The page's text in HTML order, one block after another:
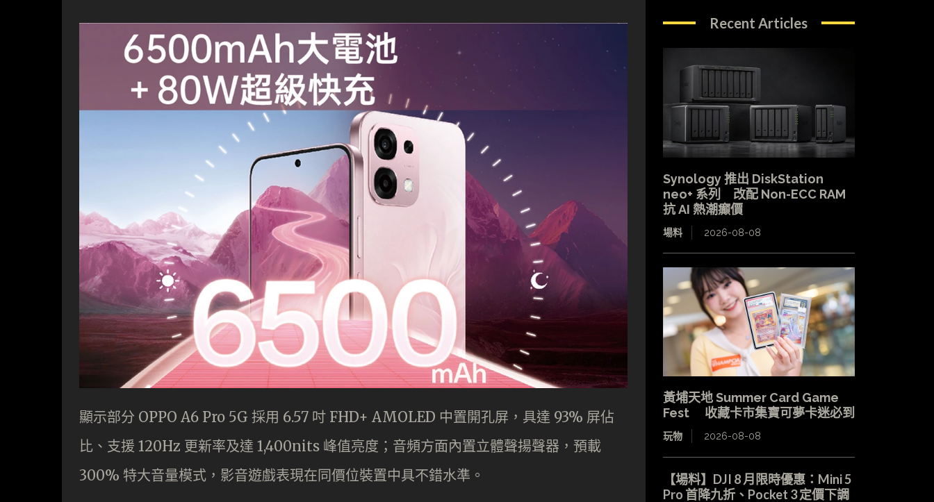
顯示部分 OPPO A6 Pro 5G 採用 6.57 吋 FHD+ AMOLED 中置開孔屏，具達 93% 屏佔
比、支援 120Hz 更新率及達 1,400nits 峰值亮度；音頻方面內置立體聲揚聲器，預載
300% 特大音量模式，影音遊戲表現在同價位裝置中具不錯水準。
Recent Articles
Synology 推出 DiskStation
neo+ 系列 改配 Non-ECC RAM
抗 AI 熱潮癲價
場料 2026-08-08
黃埔天地 Summer Card Game
Fest 收藏卡市集寶可夢卡迷必到
玩物 2026-08-08
【場料】DJI 8 月限時優惠：Mini 5
Pro 首降九折、Pocket 3 定價下調